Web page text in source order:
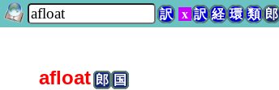
訳 x 訳 経 環 類 郎
afloat郎 国